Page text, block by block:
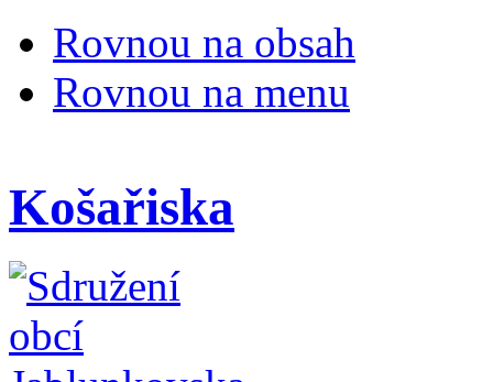
Rovnou na obsah
Rovnou na menu
Košařiska